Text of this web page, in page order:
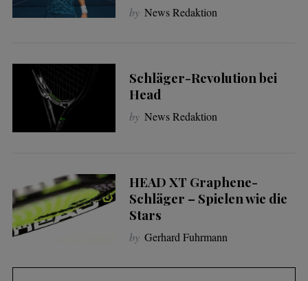
by News Redaktion
Schläger-Revolution bei
Head
by News Redaktion
HEAD XT Graphene-
Schläger – Spielen wie die
Stars
by Gerhard Fuhrmann